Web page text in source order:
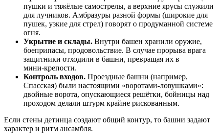
пушки и тяжёлые самострелы, а верхние ярусы служили
для лучников. Амбразуры разной формы (широкие для
пушек, узкие для стрел) говорят о продуманной системе
огня.
Укрытие и склады. Внутри башен хранили оружие,
боеприпасы, продовольствие. В случае прорыва врага
защитники отходили в башни, превращая их в
мини‑крепости.
Контроль входов. Проездные башни (например,
Спасская) были настоящими «воротами‑ловушками»:
двойные ворота, опускающиеся решётки, бойницы над
проходом делали штурм крайне рискованным.
Если стены детинца создают общий контур, то башни задают
характер и ритм ансамбля.